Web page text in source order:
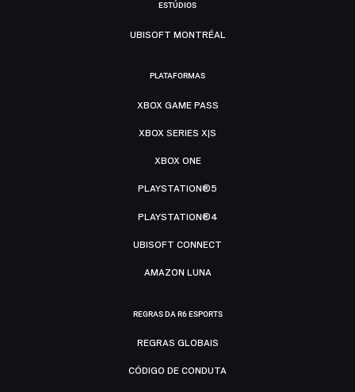
ESTÚDIOS
UBISOFT MONTRÉAL
PLATAFORMAS
XBOX GAME PASS
XBOX SERIES X|S
XBOX ONE
PLAYSTATION®5
PLAYSTATION®4
UBISOFT CONNECT
AMAZON LUNA
REGRAS DA R6 ESPORTS
REGRAS GLOBAIS
CÓDIGO DE CONDUTA